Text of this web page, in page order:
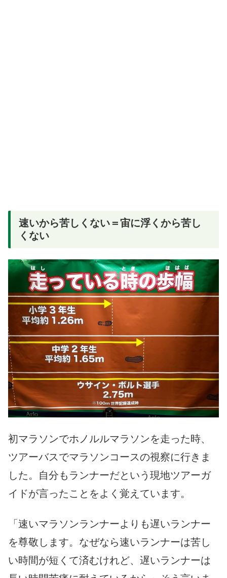
速いから苦しくない＝宙に浮くから苦し
くない
初マラソンでホノルルマラソンを走った時、
ツアーバスでマラソンコースの視察に行きま
した。自分もランナーだという現地ツアーガ
イドが言ったことをよく覚えています。
「速いマラソンランナーよりも遅いランナー
を尊敬します。なぜなら速いランナーは苦し
い時間が短くて済むけれど、遅いランナーは